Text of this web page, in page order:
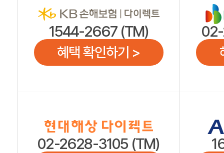
1544-2667 (TM)
혜택 확인하기 >
02-2628-3105 (TM)